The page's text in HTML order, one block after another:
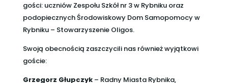
gości: uczniów Zespołu Szkół nr 3 w Rybniku oraz
podopiecznych Środowiskowy Dom Samopomocy w
Rybniku – Stowarzyszenie Oligos.
Swoją obecnością zaszczycili nas również wyjątkowi
goście:
Grzegorz Głupczyk– Radny Miasta Rybnika,